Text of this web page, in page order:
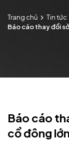
Trang chủ Tin tức
Báo cáo thay đổi
Báo cáo
cổ đông lớn